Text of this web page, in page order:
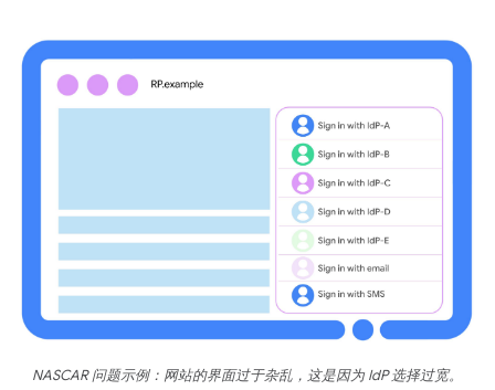
NASCAR 问题示例：网站的界面过于杂乱，这是因为 IdP 选择过宽。